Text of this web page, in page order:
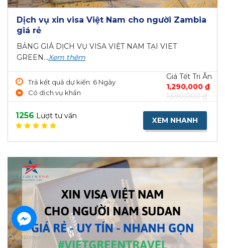
Dịch vụ xin visa Việt Nam cho người Zambia
giá rẻ
BẢNG GIÁ DỊCH VỤ VISA VIỆT NAM TẠI VIET
GREEN...Xem thêm
Trả kết quả dự kiến: 6 Ngày
Có dịch vụ khẩn
Giá Tết Tri Ân
1,290,000 ₫
1,590,000 ₫
1256 Lượt tư vấn XEM NHANH